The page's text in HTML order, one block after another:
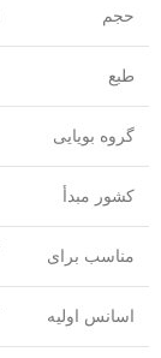
حجم
طبع
گروه بویایی
کشور مبدأ
مناسب برای
اسانس اولیه